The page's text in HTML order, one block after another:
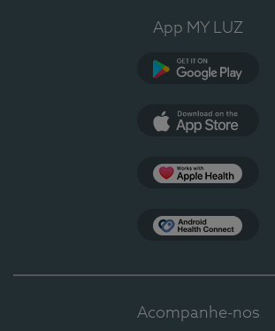
App MY LUZ
Acompanhe-nos